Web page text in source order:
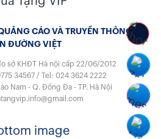
CÁO VÀ TRUYỀN THÔNG
ĐƯỜNG VIỆT
sở KHĐT Hà nội cấp 22/06/2012
34567 / Tel: 024 3624 2222
Nam - Q. Đống Đa - TP. Hà Nội